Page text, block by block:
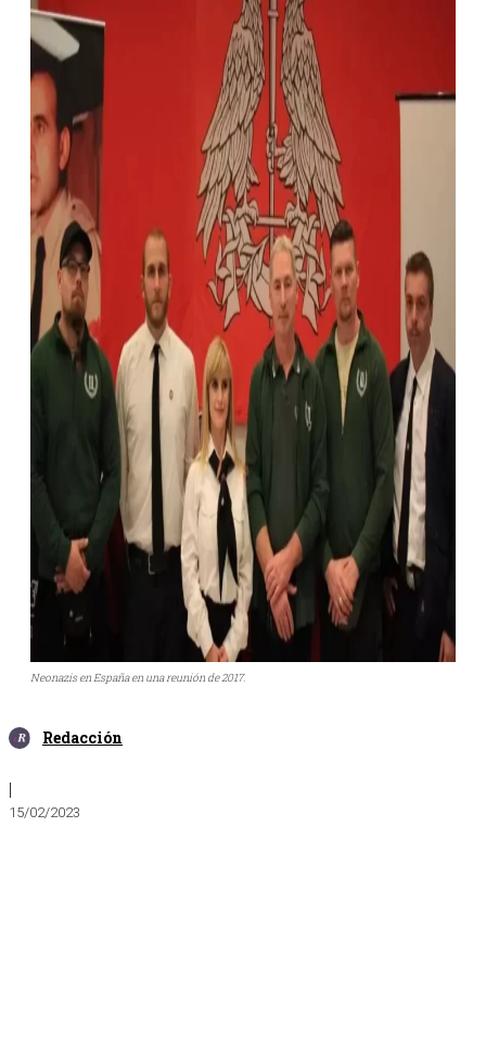
Neonazis en España en una reunión de 2017.
Redacción
|
15/02/2023